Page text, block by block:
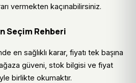
vermekten kaçınabilirsiniz.
Seçim Rehberi
en sağlıklı karar, fiyatı tek başına
güveni, stok bilgisi ve fiyat
birlikte okumaktır.